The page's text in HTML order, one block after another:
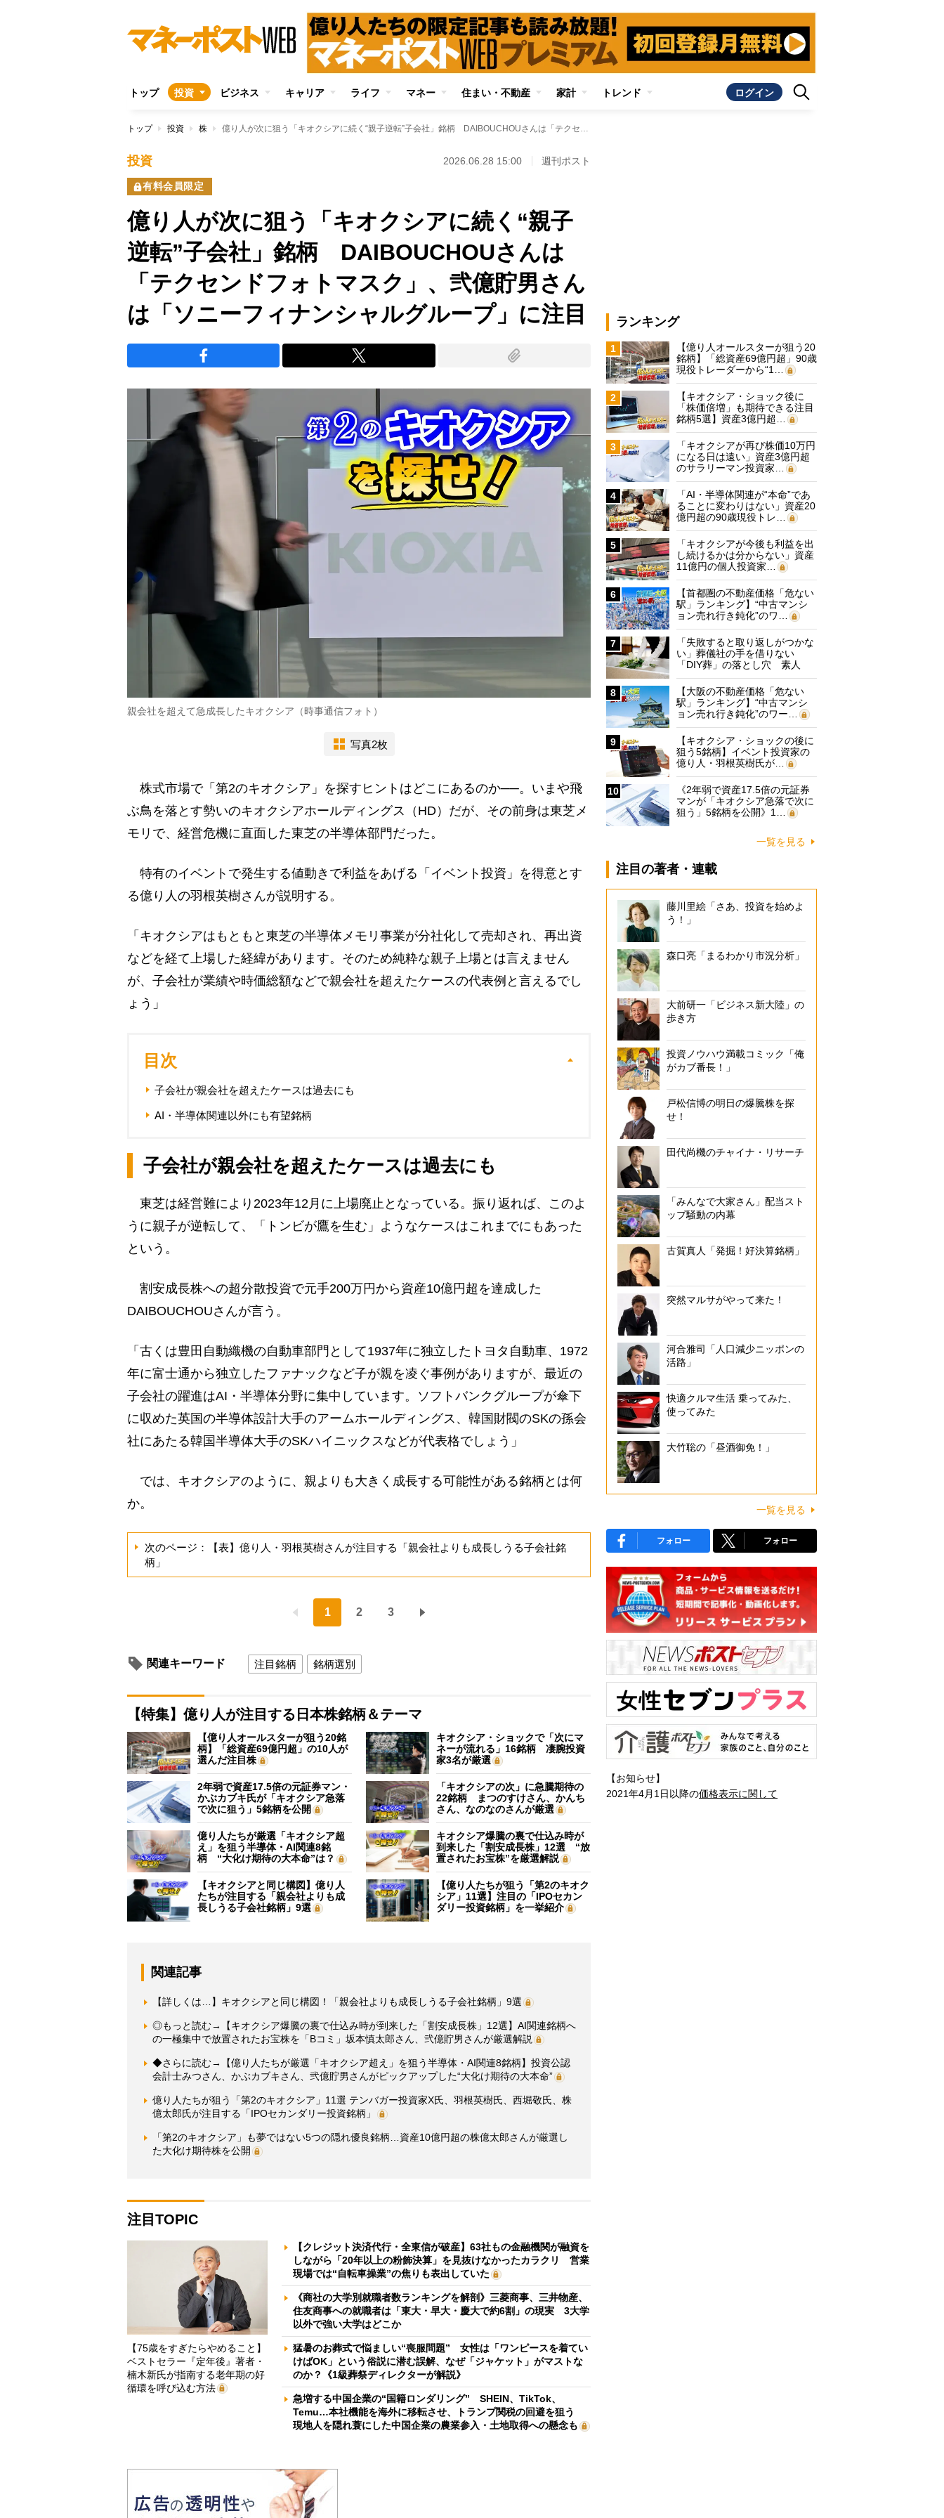
トップ 投資 ビジネス キャリア ライフ マネー 住まい・不動産 家計 トレンド ログイン
トップ 投資 株 億り人が次に狙う「キオクシアに続く“親子逆転”子会社」銘柄 DAIBOUCHOUさんは「テクセンドフォトマスク」、弐億貯男さんは「ソニーフィナンシャルグループ」に注目
投資 2026.06.28 15:00 週刊ポスト
有料会員限定
億り人が次に狙う「キオクシアに続く“親子
逆転”子会社」銘柄 DAIBOUCHOUさんは
「テクセンドフォトマスク」、弐億貯男さん
は「ソニーフィナンシャルグループ」に注目
親会社を超えて急成長したキオクシア（時事通信フォト）
写真2枚
株式市場で「第2のキオクシア」を探すヒントはどこにあるのか──。いまや飛
ぶ鳥を落とす勢いのキオクシアホールディングス（HD）だが、その前身は東芝メ
モリで、経営危機に直面した東芝の半導体部門だった。
特有のイベントで発生する値動きで利益をあげる「イベント投資」を得意とす
る億り人の羽根英樹さんが説明する。
「キオクシアはもともと東芝の半導体メモリ事業が分社化して売却され、再出資
などを経て上場した経緯があります。そのため純粋な親子上場とは言えません
が、子会社が業績や時価総額などで親会社を超えたケースの代表例と言えるでし
ょう」
目次
子会社が親会社を超えたケースは過去にも
AI・半導体関連以外にも有望銘柄
子会社が親会社を超えたケースは過去にも
東芝は経営難により2023年12月に上場廃止となっている。振り返れば、このよ
うに親子が逆転して、「トンビが鷹を生む」ようなケースはこれまでにもあった
という。
割安成長株への超分散投資で元手200万円から資産10億円超を達成した
DAIBOUCHOUさんが言う。
「古くは豊田自動織機の自動車部門として1937年に独立したトヨタ自動車、1972
年に富士通から独立したファナックなど子が親を凌ぐ事例がありますが、最近の
子会社の躍進はAI・半導体分野に集中しています。ソフトバンクグループが傘下
に収めた英国の半導体設計大手のアームホールディングス、韓国財閥のSKの孫会
社にあたる韓国半導体大手のSKハイニックスなどが代表格でしょう」
では、キオクシアのように、親よりも大きく成長する可能性がある銘柄とは何
か。
次のページ：【表】億り人・羽根英樹さんが注目する「親会社よりも成長しうる子会社銘
柄」
1 2 3
関連キーワード 注目銘柄 銘柄選別
【特集】億り人が注目する日本株銘柄＆テーマ
【億り人オールスターが狙う20銘
柄】「総資産69億円超」の10人が
選んだ注目株
キオクシア・ショックで「次にマ
ネーが流れる」16銘柄 凄腕投資
家3名が厳選
2年弱で資産17.5倍の元証券マン・
かぶカブキ氏が「キオクシア急落
で次に狙う」5銘柄を公開
「キオクシアの次」に急騰期待の
22銘柄 まつのすけさん、かんち
さん、なのなのさんが厳選
億り人たちが厳選「キオクシア超
え」を狙う半導体・AI関連8銘
柄 “大化け期待の大本命”は？
キオクシア爆騰の裏で仕込み時が
到来した「割安成長株」12選 “放
置されたお宝株”を厳選解説
【キオクシアと同じ構図】億り人
たちが注目する「親会社よりも成
長しうる子会社銘柄」9選
【億り人たちが狙う「第2のキオク
シア」11選】注目の「IPOセカン
ダリー投資銘柄」を一挙紹介
関連記事
【詳しくは…】キオクシアと同じ構図！「親会社よりも成長しうる子会社銘柄」9選
◎もっと読む→【キオクシア爆騰の裏で仕込み時が到来した「割安成長株」12選】AI関連銘柄へ
の一極集中で放置されたお宝株を「Bコミ」坂本慎太郎さん、弐億貯男さんが厳選解説
◆さらに読む→【億り人たちが厳選「キオクシア超え」を狙う半導体・AI関連8銘柄】投資公認
会計士みつさん、かぶカブキさん、弐億貯男さんがピックアップした“大化け期待の大本命”
億り人たちが狙う「第2のキオクシア」11選 テンバガー投資家X氏、羽根英樹氏、西堀敬氏、株
億太郎氏が注目する「IPOセカンダリー投資銘柄」
「第2のキオクシア」も夢ではない5つの隠れ優良銘柄…資産10億円超の株億太郎さんが厳選し
た大化け期待株を公開
注目TOPIC
【75歳をすぎたらやめること】
ベストセラー『定年後』著者・
楠木新氏が指南する老年期の好
循環を呼び込む方法
【クレジット決済代行・全東信が破産】63社もの金融機関が融資を
しながら「20年以上の粉飾決算」を見抜けなかったカラクリ 営業
現場では“自転車操業”の焦りも表出していた
《商社の大学別就職者数ランキングを解剖》三菱商事、三井物産、
住友商事への就職者は「東大・早大・慶大で約6割」の現実 3大学
以外で強い大学はどこか
猛暑のお葬式で悩ましい“喪服問題” 女性は「ワンピースを着てい
けばOK」という俗説に潜む誤解、なぜ「ジャケット」がマストな
のか？《1級葬祭ディレクターが解説》
急増する中国企業の“国籍ロンダリング” SHEIN、TikTok、
Temu…本社機能を海外に移転させ、トランプ関税の回避を狙う
現地人を隠れ蓑にした中国企業の農業参入・土地取得への懸念も
ランキング
1
【億り人オールスターが狙う20
銘柄】「総資産69億円超」90歳
現役トレーダーから“1…
2
【キオクシア・ショック後に
「株価倍増」も期待できる注目
銘柄5選】資産3億円超…
3
「キオクシアが再び株価10万円
になる日は遠い」資産3億円超
のサラリーマン投資家…
4
「AI・半導体関連が“本命”であ
ることに変わりはない」資産20
億円超の90歳現役トレ…
5
「キオクシアが今後も利益を出
し続けるかは分からない」資産
11億円の個人投資家…
6
【首都圏の不動産価格「危ない
駅」ランキング】“中古マンシ
ョン売れ行き鈍化”のワ…
7
「失敗すると取り返しがつかな
い」葬儀社の手を借りない
「DIY葬」の落とし穴 素人
に…
8
【大阪の不動産価格「危ない
駅」ランキング】“中古マンシ
ョン売れ行き鈍化”のワー…
9
【キオクシア・ショックの後に
狙う5銘柄】イベント投資家の
億り人・羽根英樹氏が…
10
《2年弱で資産17.5倍の元証券
マンが「キオクシア急落で次に
狙う」5銘柄を公開》1…
一覧を見る
注目の著者・連載
藤川里絵「さあ、投資を始めよ
う！」
森口亮「まるわかり市況分析」
大前研一「ビジネス新大陸」の
歩き方
投資ノウハウ満載コミック「俺
がカブ番長！」
戸松信博の明日の爆騰株を探
せ！
田代尚機のチャイナ・リサーチ
「みんなで大家さん」配当スト
ップ騒動の内幕
古賀真人「発掘！好決算銘柄」
突然マルサがやって来た！
河合雅司「人口減少ニッポンの
活路」
快適クルマ生活 乗ってみた、
使ってみた
大竹聡の「昼酒御免！」
一覧を見る
フォロー フォロー
【お知らせ】
2021年4月1日以降の価格表示に関して